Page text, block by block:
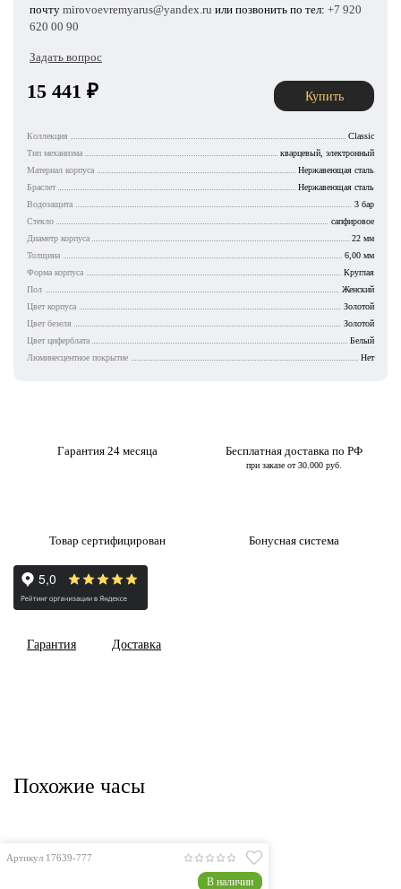
почту mirovoevremyarus@yandex.ru или позвонить по тел: +7 920
620 00 90
Задать вопрос
15 441 ₽ Купить
Коллекция
Classic
Тип механизма
кварцевый, электронный
Материал корпуса
Нержавеющая сталь
Браслет
Нержавеющая сталь
Водозащита
3 бар
Стекло
сапфировое
Диаметр корпуса
22 мм
Толщина
6,00 мм
Форма корпуса
Круглая
Пол
Женский
Цвет корпуса
Золотой
Цвет безеля
Золотой
Цвет циферблата
Белый
Люминесцентное покрытие
Нет
Гарантия 24 месяца Бесплатная доставка по РФ
при заказе от 30.000 руб.
Товар сертифицирован Бонусная система
Гарантия Доставка
Похожие часы
Артикул 17639-777
В наличии